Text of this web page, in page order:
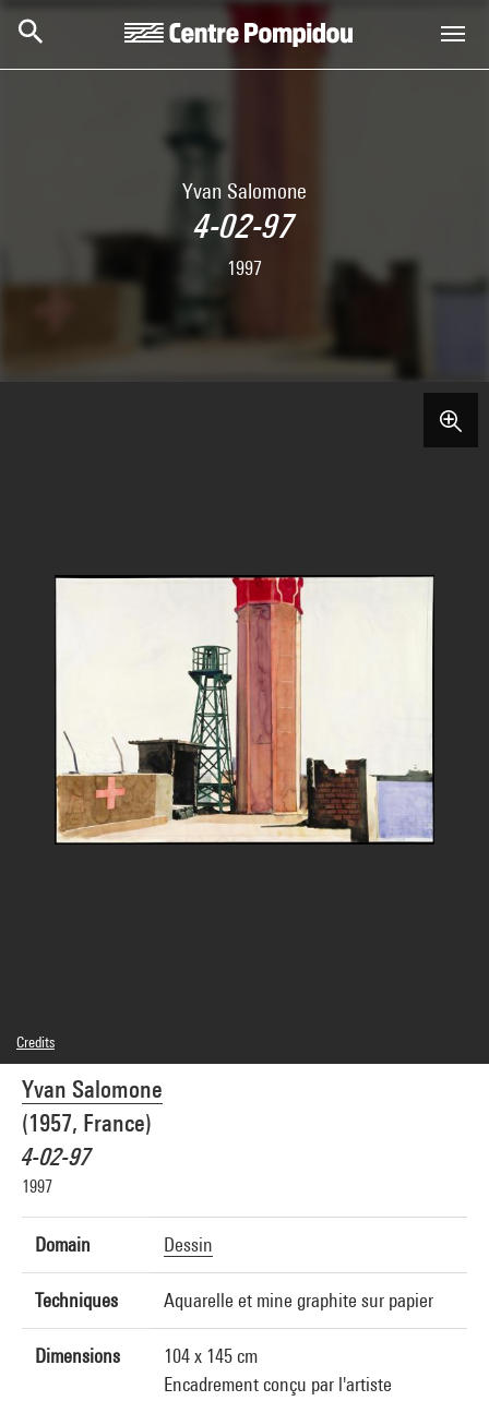
Yvan Salomone
4-02-97
1997
Yvan Salomone
(1957, France)
4-02-97
1997
Domain Dessin
Techniques Aquarelle et mine graphite sur papier
Dimensions
104 x 145 cm
Encadrement conçu par l'artiste
Credits
© Adagp, Paris
Photo credits : Centre Pompidou, MNAM-CCI/Philippe Migeat/Dist. GrandPalaisRmn
Image reference : 4R12068 [1999 CX 0104]